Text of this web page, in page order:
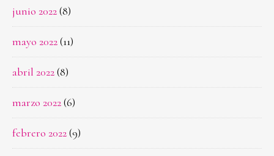
junio 2022(8)
mayo 2022(11)
abril 2022(8)
marzo 2022(6)
febrero 2022(9)